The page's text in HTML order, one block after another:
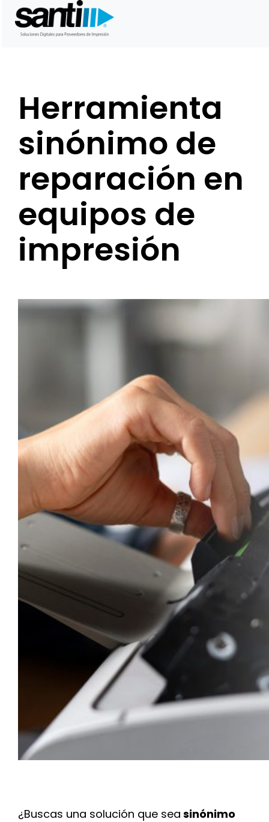
Saltar
Herramienta
sinónimo de
reparación en
equipos de
impresión
¿Buscas una solución que sea sinónimo